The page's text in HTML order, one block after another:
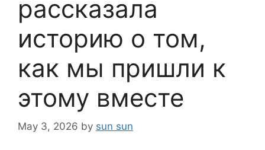
рассказала
историю о том,
как мы пришли к
этому вместе
May 3, 2026 by sun sun